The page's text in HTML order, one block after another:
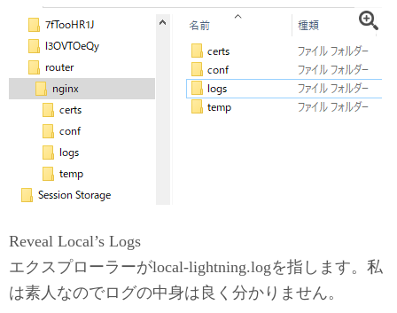
Reveal Local’s Logs
エクスプローラーがlocal-lightning.logを指します。私
は素人なのでログの中身は良く分かりません。